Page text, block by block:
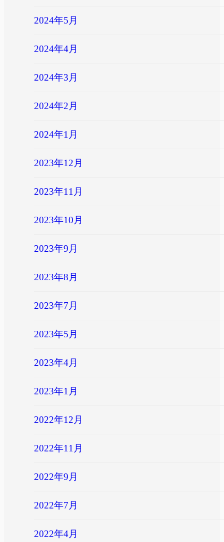
2024年5月
2024年4月
2024年3月
2024年2月
2024年1月
2023年12月
2023年11月
2023年10月
2023年9月
2023年8月
2023年7月
2023年5月
2023年4月
2023年1月
2022年12月
2022年11月
2022年9月
2022年7月
2022年4月